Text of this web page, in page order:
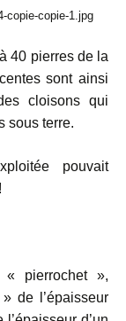
40 pierres de la
sont ainsi
cloisons qui
sous terre.
pouvait
pierrochet »,
de l’épaisseur